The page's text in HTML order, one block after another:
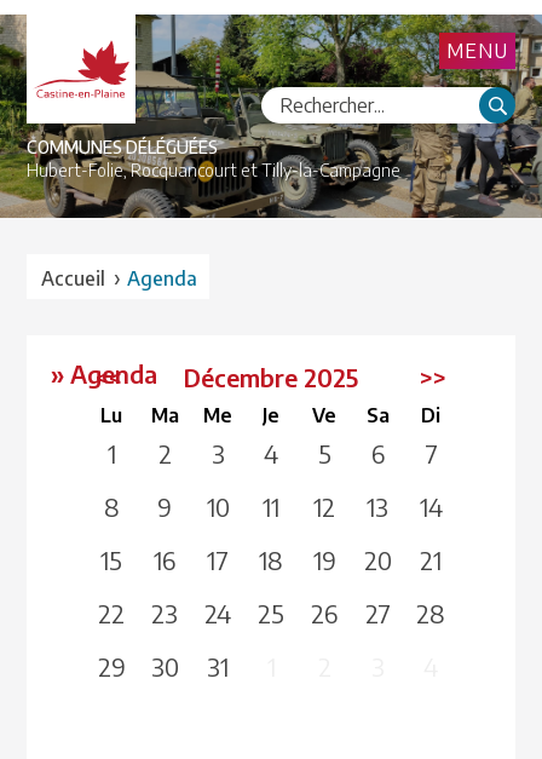
COMMUNES DÉLÉGUÉES
Hubert-Folie,Rocquancourt etTilly-la-Campagne
MENU
Accueil ›Agenda
» Agenda
<< Décembre 2025 >>
Lu Ma Me Je Ve Sa Di
1 2 3 4 5 6
7
8
9 10 11 12 13
14
15
16 17 18 19 20
21
22
23 24 25 26 27
28
29
30 31